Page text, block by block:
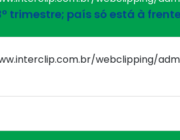
trimestre; país só está à